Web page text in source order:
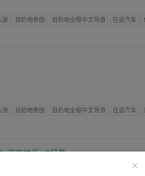
游 目的地参团 目的地全程中文导游 往返汽车
游 目的地参团 目的地全程中文导游 往返汽车
汽车往返+3日游